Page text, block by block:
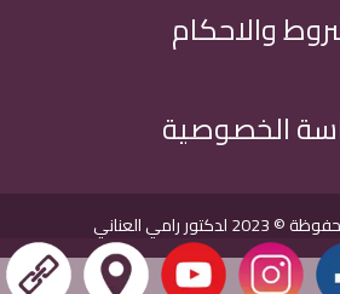
والاحكام
الخصوصية
© 2023 لدكتور رامي العناني